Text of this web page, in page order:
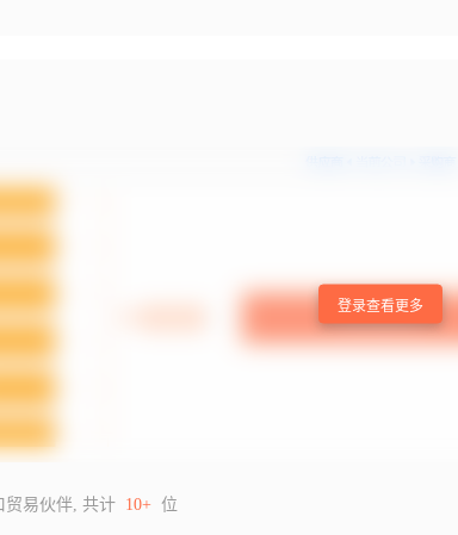
登录查看更多
贸易伙伴, 共计 10+ 位